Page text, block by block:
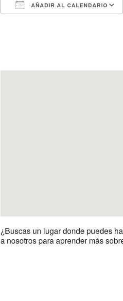
AÑADIR AL CALENDARIO
¿Buscas un lugar donde puedes
a nosotros para aprender más